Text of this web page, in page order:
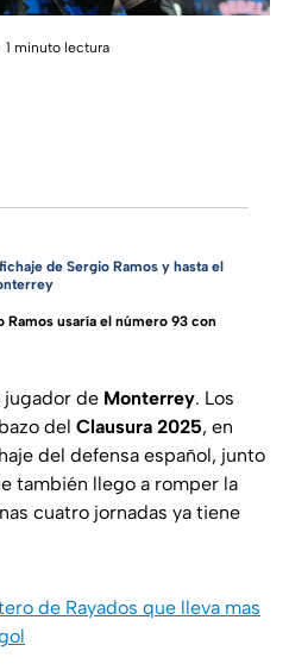
1 minuto lectura
de Sergio Ramos y hasta el
Ramos usaría el número 93 con
jugador de Monterrey. Los
del Clausura 2025, en
del defensa español, junto
también llego a romper la
cuatro jornadas ya tiene
de Rayados que lleva mas